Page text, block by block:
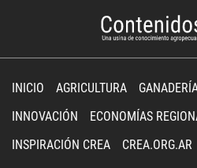
INICIO AGRICULTURA
INNOVACIÓN
ECONOMÍAS
INSPIRACIÓN CREA
CREA.ORG.AR